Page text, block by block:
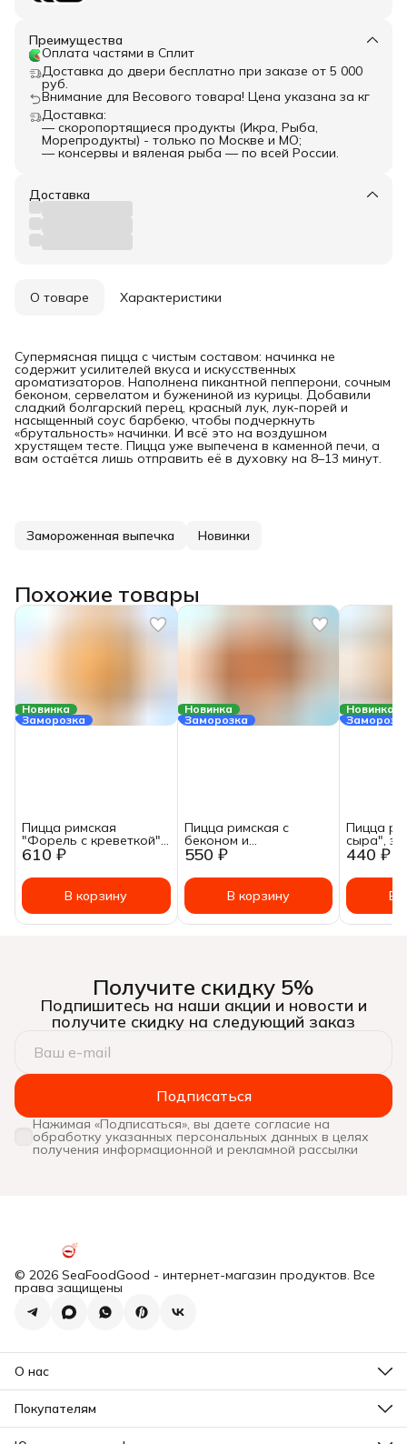
Преимущества
Оплата частями в Сплит
Доставка до двери бесплатно при заказе от 5 000
руб.
Внимание для Весового товара! Цена указана за кг
Доставка:
— скоропортящиеся продукты (Икра, Рыба,
Морепродукты) - только по Москве и МО;
— консервы и вяленая рыба — по всей России.
Доставка
О товаре Характеристики
Супермясная пицца с чистым составом: начинка не
содержит усилителей вкуса и искусственных
ароматизаторов. Наполнена пикантной пепперони, сочным
беконом, сервелатом и бужениной из курицы. Добавили
сладкий болгарский перец, красный лук, лук-порей и
насыщенный соус барбекю, чтобы подчеркнуть
«брутальность» начинки. И всё это на воздушном
хрустящем тесте. Пицца уже выпечена в каменной печи, а
вам остаётся лишь отправить её в духовку на 8–13 минут.
Замороженная выпечка Новинки
Похожие товары
Новинка
Заморозка
610 ₽
Пицца римская
"Форель с креветкой"
в соусе Манго (сердце),
зам.460г
В корзину
Новинка
Заморозка
550 ₽
Пицца римская с
беконом и
охотничьими
колбасками под кисло-
сладким соусом, зам.
440г В корзину
Новинка
440 ₽
Пицца
сыра",
В
Получите скидку 5%
Подпишитесь на наши акции и новости и
получите скидку на следующий заказ
Подписаться
Нажимая «Подписаться», вы даете согласие на
обработку указанных персональных данных в целях
получения информационной и рекламной рассылки
© 2026 SeaFoodGood - интернет-магазин продуктов. Все
права защищены
О нас
Все новости
Почему мы?
Отзывы
Покупателям
Действующие акции